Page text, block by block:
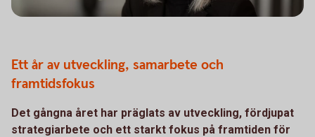
Ett år av utveckling, samarbete och
framtidsfokus
Det gångna året har präglats av utveckling, fördjupat
strategiarbete och ett starkt fokus på framtiden för